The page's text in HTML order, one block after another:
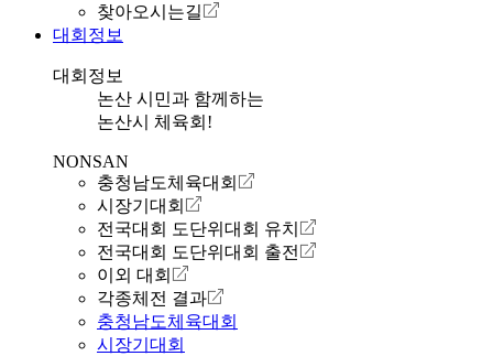
찾아오시는길
대회정보
대회정보
논산 시민과 함께하는
논산시 체육회!
NONSAN
충청남도체육대회
시장기대회
전국대회 도단위대회 유치
전국대회 도단위대회 출전
이외 대회
각종체전 결과
충청남도체육대회
시장기대회